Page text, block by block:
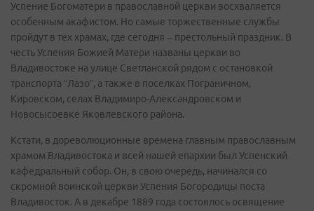
Успение Богоматери в православной церкви восхваляется
особенным акафистом. Но самые торжественные службы
пройдут в тех храмах, где сегодня – престольный праздник. В
честь Успения Божией Матери названы церкви во
Владивостоке на улице Светланской рядом с остановкой
транспорта “Лазо”, а также в поселках Пограничном,
Кировском, селах Владимиро-Александровском и
Новосысоевке Яковлевского района.
Кстати, в дореволюционные времена главным православным
храмом Владивостока и всей нашей епархии был Успенский
кафедральный собор. Он, в свою очередь, начинался со
скромной воинской церкви Успения Богородицы поста
Владивосток. А в декабре 1889 года состоялось освящение